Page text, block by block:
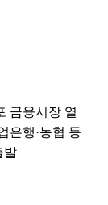
금융시장 열
은행·농협 등
발